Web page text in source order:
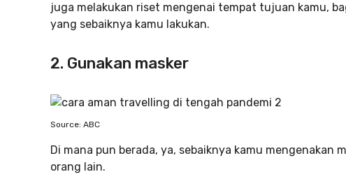
juga melakukan riset mengenai tempat tujuan kamu,
yang sebaiknya kamu lakukan.
2. Gunakan masker
Source: ABC
Di mana pun berada, ya, sebaiknya kamu
orang lain.